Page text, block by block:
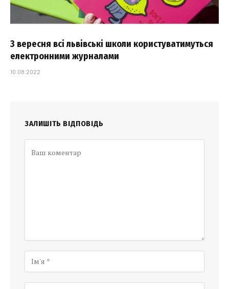
З вересня всі львівські школи користуватимуться
електронними журналами
10.08.2022
ЗАЛИШІТЬ ВІДПОВІДЬ